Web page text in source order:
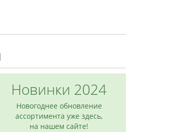
Новинки 2024
Новогоднее обновление
ассортимента уже здесь,
на нашем сайте!